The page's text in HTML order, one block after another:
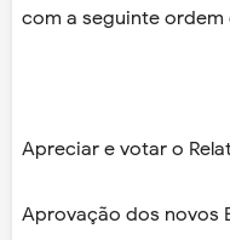
com a seguinte ordem
Apreciar e votar o
Aprovação dos novos